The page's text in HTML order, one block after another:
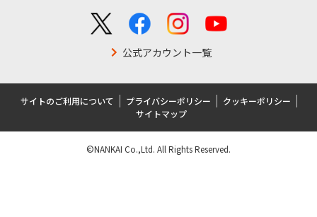
公式アカウント一覧
サイトのご利用について プライバシーポリシー
クッキーポリシー
サイトマップ
©NANKAI Co.,Ltd. All Rights Reserved.